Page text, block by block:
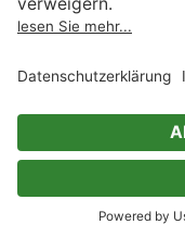
Impressum